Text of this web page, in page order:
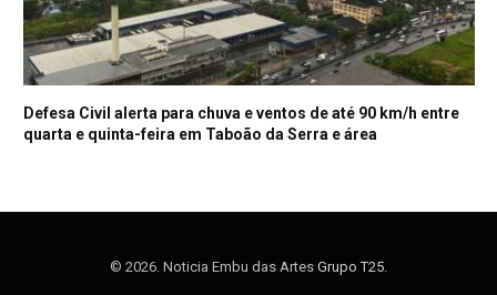
Defesa Civil alerta para chuva e ventos de até 90 km/h entre
quarta e quinta-feira em Taboão da Serra e área
© 2026. Noticia Embu das Artes Grupo T25.